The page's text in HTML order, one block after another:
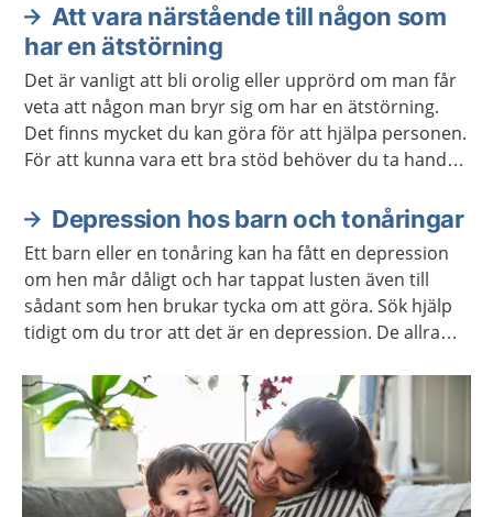
Att vara närstående till någon som
har en ätstörning
Det är vanligt att bli orolig eller upprörd om man får
veta att någon man bryr sig om har en ätstörning.
Det finns mycket du kan göra för att hjälpa personen.
För att kunna vara ett bra stöd behöver du ta hand
Depression hos barn och tonåringar
Ett barn eller en tonåring kan ha fått en depression
om hen mår dåligt och har tappat lusten även till
sådant som hen brukar tycka om att göra. Sök hjälp
tidigt om du tror att det är en depression. De allra
behandling.